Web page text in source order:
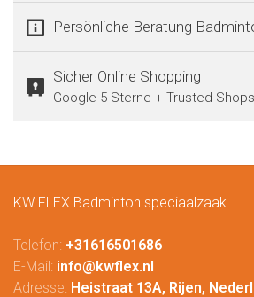
Persönliche Beratung
Sicher Online Shopping
Google 5 Sterne + Trusted
KW FLEX Badminton speciaalzaak
Telefon: +31616501686
E-Mail: info@kwflex.nl
Adresse: Heistraat 13A, Rijen,